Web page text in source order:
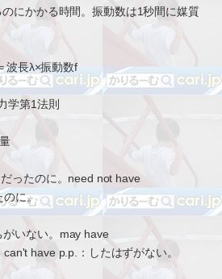
にかかる時間。振動数は1秒間に媒質
波長λ×振動数f
学第1法則
ったのに。need not have
のに。
いない。may have
have p.p.：したはずがない。